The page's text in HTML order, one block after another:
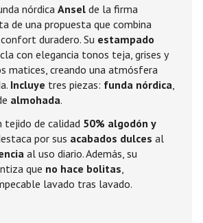
nórdicaAnsel de la firma
de una propuesta que combina
duradero. Su estampado
con elegancia tonos teja, grises y
matices, creando una atmósfera
Incluye tres piezas: funda nórdica,
almohada.
tejido de calidad 50% algodón y
por sus acabados dulces al
al uso diario. Además, su
que no hace bolitas,
lavado tras lavado.